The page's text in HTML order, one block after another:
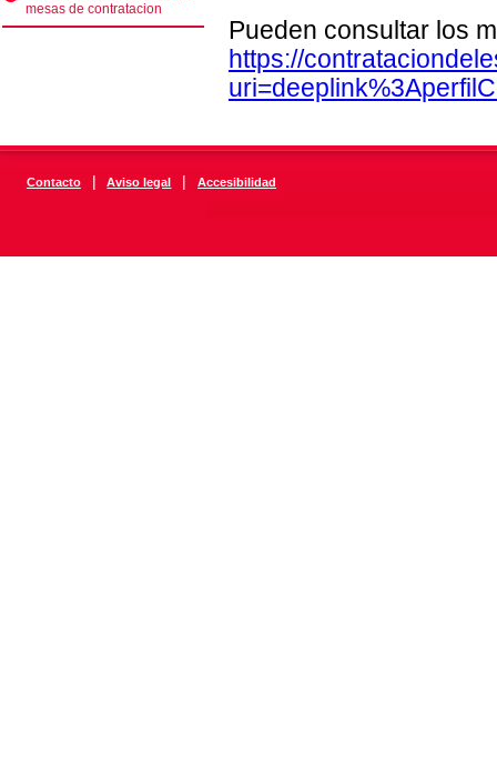
mesas de contratacion
Pueden consultar los
https://
Contacto | Aviso legal | Accesibilidad